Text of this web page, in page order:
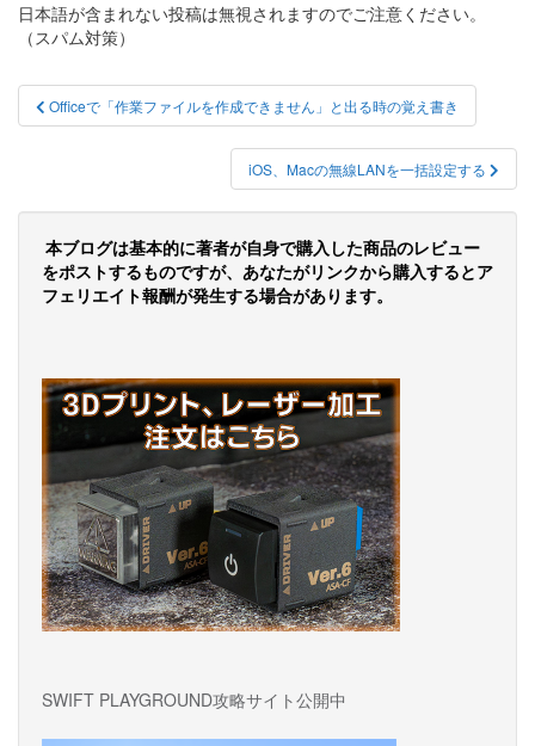
日本語が含まれない投稿は無視されますのでご注意ください。
（スパム対策）
投
稿
ビ
ゲ
ー
ョ
ン
Officeで「作業ファイルを作成できません」と出る時の覚え書き
iOS、Macの無線LANを一括設定する
本ブログは基本的に著者が自身で購入した商品のレビュー
をポストするものですが、あなたがリンクから購入するとア
フェリエイト報酬が発生する場合があります。
SWIFT PLAYGROUND攻略サイト公開中